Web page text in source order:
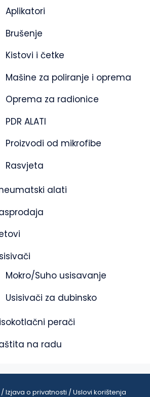
Aplikatori
Brušenje
Kistovi i četke
Mašine za poliranje i oprema
Oprema za radionice
PDR ALATI
Proizvodi od mikrofibe
Rasvjeta
alati
Mokro/Suho usisavanje
Usisivači za dubinsko
perači
na radu
o privatnosti / Uslovi korištenja